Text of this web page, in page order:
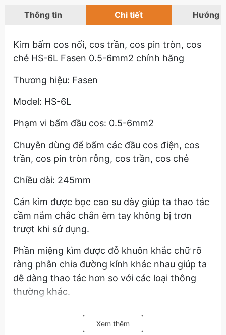
Thông tin Chi tiết Hướng
Kìm bấm cos nối, cos trần, cos pin tròn, cos
chẻ HS-6L Fasen 0.5-6mm2 chính hãng
Thương hiệu: Fasen
Model: HS-6L
Phạm vi bấm đầu cos: 0.5-6mm2
Chuyên dùng để bấm các đầu cos điện, cos
trần, cos pin tròn rỗng, cos trần, cos chẻ
Chiều dài: 245mm
Cán kìm được bọc cao su dày giúp ta thao tác
cầm nắm chắc chắn êm tay không bị trơn
trượt khi sử dụng.
Phần miệng kìm được đỗ khuôn khắc chữ rõ
ràng phân chia đường kính khác nhau giúp ta
dễ dàng thao tác hơn so với các loại thông
thường khác.
Hãy liên hệ với kamytools để biết thêm thông
tin chi tiết sản phẩm kìm bấm cos nối, cos
Xem thêm